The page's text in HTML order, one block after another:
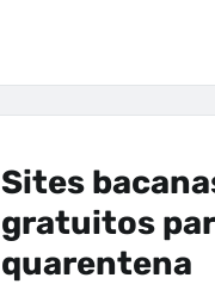
Sites
gratuitos
quarentena